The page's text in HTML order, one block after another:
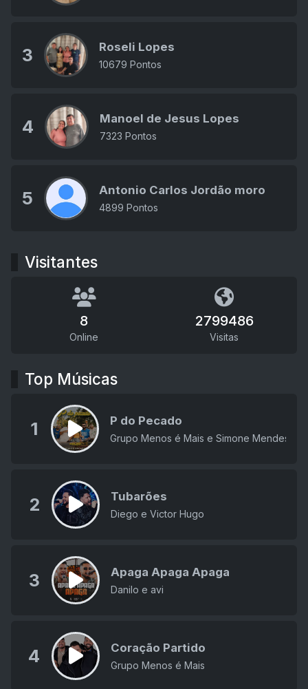
3 Roseli Lopes
10679 Pontos
4 Manoel de Jesus Lopes
7323 Pontos
5 Antonio Carlos Jordão moro
4899 Pontos
Visitantes
8
Online
2799486
Visitas
Top Músicas
1 P do Pecado
Grupo Menos é Mais e Simone Mendes
2 Tubarões
Diego e Victor Hugo
3 Apaga Apaga Apaga
Danilo e avi
4 Coração Partido
Grupo Menos é Mais